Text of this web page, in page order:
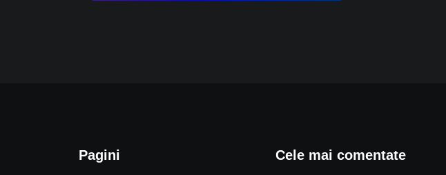
Pagini Cele mai comentate